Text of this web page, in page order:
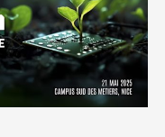
de
vues